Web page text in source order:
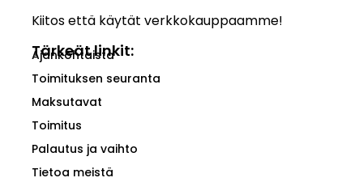
Kiitos että käytät verkkokauppaamme!
Tärkeät linkit:
Ajankohtaista
Toimituksen seuranta
Maksutavat
Toimitus
Palautus ja vaihto
Tietoa meistä